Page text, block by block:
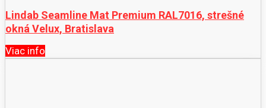
Lindab Seamline Mat Premium RAL7016, strešné
okná Velux, Bratislava
Viac info